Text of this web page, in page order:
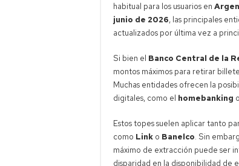
habitual para los usuarios en
junio de 2026, las principales
actualizados por última vez a
Si bien el Banco Central de la
montos máximos para retirar
Muchas entidades ofrecen la
digitales, como el homebanking
Estos topes suelen aplicar tanto
como Link o Banelco. Sin
máximo de extracción puede ser
disparidad en la disponibilidad de